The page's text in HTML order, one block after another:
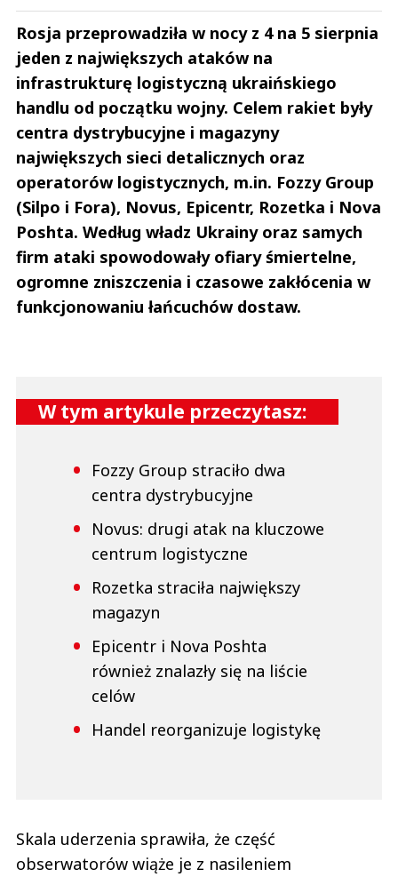
Rosja przeprowadziła w nocy z 4 na 5 sierpnia
jeden z największych ataków na
infrastrukturę logistyczną ukraińskiego
handlu od początku wojny. Celem rakiet były
centra dystrybucyjne i magazyny
największych sieci detalicznych oraz
operatorów logistycznych, m.in. Fozzy Group
(Silpo i Fora), Novus, Epicentr, Rozetka i Nova
Poshta. Według władz Ukrainy oraz samych
firm ataki spowodowały ofiary śmiertelne,
ogromne zniszczenia i czasowe zakłócenia w
funkcjonowaniu łańcuchów dostaw.
W tym artykule przeczytasz:
Fozzy Group straciło dwa
centra dystrybucyjne
Novus: drugi atak na kluczowe
centrum logistyczne
Rozetka straciła największy
magazyn
Epicentr i Nova Poshta
również znalazły się na liście
celów
Handel reorganizuje logistykę
Skala uderzenia sprawiła, że część
obserwatorów wiąże je z nasileniem